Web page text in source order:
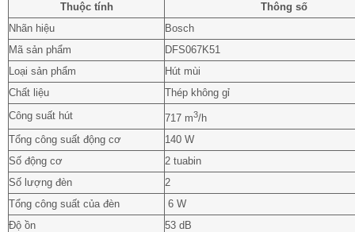
Thuộc tính
Thông số
Nhãn hiệu
Bosch
Mã sản phẩm
DFS067K51
Loại sản phẩm
Hút mùi
Chất liệu
Thép không gỉ
Công suất hút
717 m3/h
Tổng công suất động cơ
140 W
Số động cơ
2 tuabin
Số lượng đèn
2
Tổng công suất của đèn
6 W
Độ ồn
53 dB